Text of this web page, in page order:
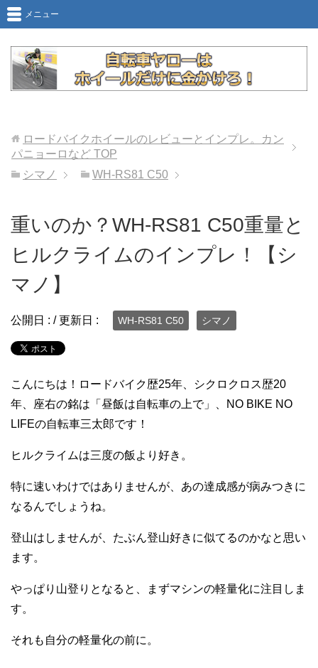
メニュー
ロードバイクホイールのレビューとインプレ。カン
パニョーロなど TOP
シマノ
WH-RS81 C50
重いのか？WH-RS81 C50重量と
ヒルクライムのインプレ！【シ
マノ】
公開日 : / 更新日 : WH-RS81 C50 シマノ
こんにちは！ロードバイク歴25年、シクロクロス歴20
年、座右の銘は「昼飯は自転車の上で」、NO BIKE NO
LIFEの自転車三太郎です！
ヒルクライムは三度の飯より好き。
特に速いわけではありませんが、あの達成感が病みつきに
なるんでしょうね。
登山はしませんが、たぶん登山好きに似てるのかなと思い
ます。
やっぱり山登りとなると、まずマシンの軽量化に注目しま
す。
それも自分の軽量化の前に。